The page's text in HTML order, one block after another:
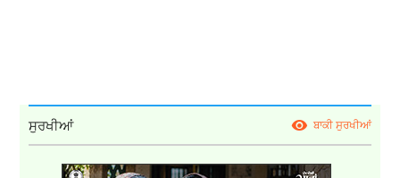
ਸੁਰਖੀਆਂ ਬਾਕੀ ਸੁਰਖੀਆਂ